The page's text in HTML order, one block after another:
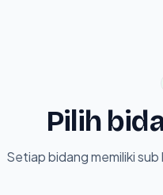
Pilih
Setiap bidang memiliki